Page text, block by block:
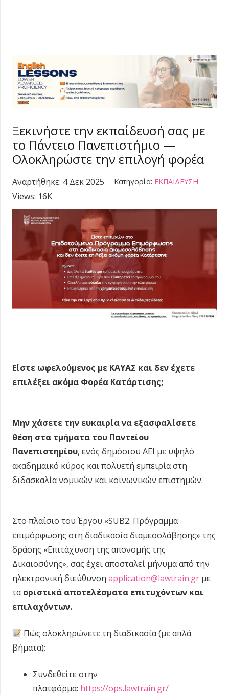
Ξεκινήστε την εκπαίδευσή σας με
το Πάντειο Πανεπιστήμιο —
Ολοκληρώστε την επιλογή φορέα
Αναρτήθηκε: 4 Δεκ 2025 Κατηγορία: ΕΚΠΑΙΔΕΥΣΗ
Views: 16K
Είστε ωφελούμενος με ΚΑΥΑΣ και δεν έχετε
επιλέξει ακόμα Φορέα Κατάρτισης;
Μην χάσετε την ευκαιρία να εξασφαλίσετε
θέση στα τμήματα του Παντείου
Πανεπιστημίου, ενός δημόσιου ΑΕΙ με υψηλό
ακαδημαϊκό κύρος και πολυετή εμπειρία στη
διδασκαλία νομικών και κοινωνικών επιστημών.
Στο πλαίσιο του Έργου «SUB2. Πρόγραμμα
επιμόρφωσης στη διαδικασία διαμεσολάβησης» της
δράσης «Επιτάχυνση της απονομής της
Δικαιοσύνης», σας έχει αποσταλεί μήνυμα από την
ηλεκτρονική διεύθυνση application@lawtrain.gr με
ταοριστικά αποτελέσματα επιτυχόντων και
επιλαχόντων.
Πώς ολοκληρώνετε τη διαδικασία (με απλά
βήματα):
Συνδεθείτε στην
πλατφόρμα: https://ops.lawtrain.gr/